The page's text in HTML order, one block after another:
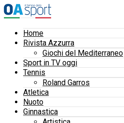
Home
Rivista Azzurra
Giochi del Mediterraneo
Sport in TV oggi
Tennis
Roland Garros
Atletica
Nuoto
Ginnastica